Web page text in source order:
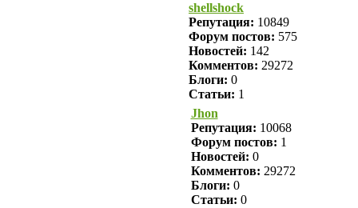
shellshock
Репутация: 10849
Форум постов: 575
Новостей: 142
Комментов: 29272
Блоги: 0
Статьи: 1
Jhon
Репутация: 10068
Форум постов: 1
Новостей: 0
Комментов: 29272
Блоги: 0
Статьи: 0